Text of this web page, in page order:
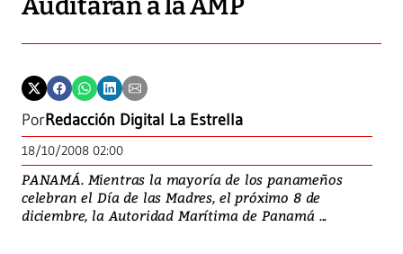
Auditarán a la AMP
PorRedacción Digital La Estrella
18/10/2008 02:00
PANAMÁ. Mientras la mayoría de los panameños
celebran el Día de las Madres, el próximo 8 de
diciembre, la Autoridad Marítima de Panamá ...